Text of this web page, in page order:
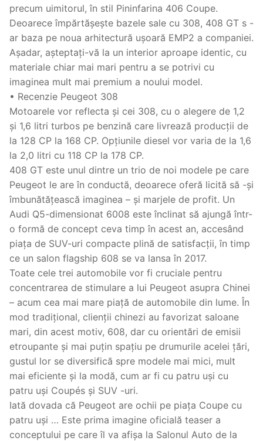
precum uimitorul, în stil Pininfarina 406 Coupe.
Deoarece împărtășește bazele sale cu 308, 408 GT s -
ar baza pe noua arhitectură ușoară EMP2 a companiei.
Așadar, așteptați-vă la un interior aproape identic, cu
materiale chiar mai mari pentru a se potrivi cu
imaginea mult mai premium a noului model.
• Recenzie Peugeot 308
Motoarele vor reflecta și cei 308, cu o alegere de 1,2
și 1,6 litri turbos pe benzină care livrează producții de
la 128 CP la 168 CP. Opțiunile diesel vor varia de la 1,6
la 2,0 litri cu 118 CP la 178 CP.
408 GT este unul dintre un trio de noi modele pe care
Peugeot le are în conductă, deoarece oferă licită să -și
îmbunătățească imaginea – și marjele de profit. Un
Audi Q5-dimensionat 6008 este înclinat să ajungă într-
o formă de concept ceva timp în acest an, accesând
piața de SUV-uri compacte plină de satisfacții, în timp
ce un salon flagship 608 se va lansa în 2017.
Toate cele trei automobile vor fi cruciale pentru
concentrarea de stimulare a lui Peugeot asupra Chinei
– acum cea mai mare piață de automobile din lume. În
mod tradițional, clienții chinezi au favorizat saloane
mari, din acest motiv, 608, dar cu orientări de emisii
etroupante și mai puțin spațiu pe drumurile acelei țări,
gustul lor se diversifică spre modele mai mici, mult
mai eficiente și la modă, cum ar fi cu patru uși cu
patru uși Coupés și SUV -uri.
Iată dovada că Peugeot are ochii pe piața Coupe cu
patru uși … Este prima imagine oficială teaser a
conceptului pe care îl va afișa la Salonul Auto de la